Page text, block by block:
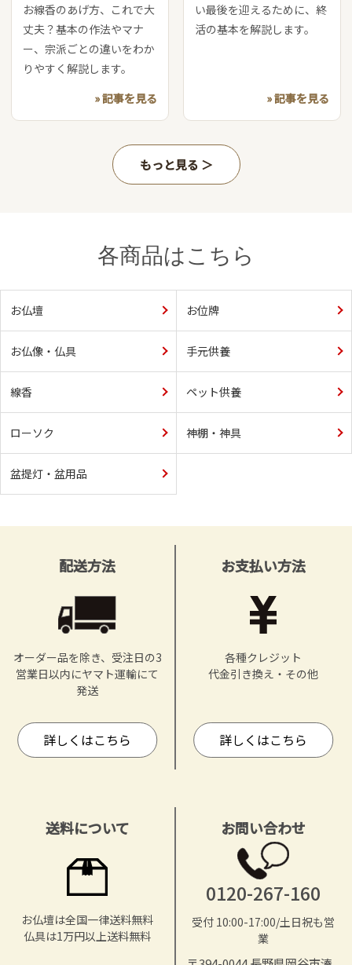
お線香のあげ方、これで大
丈夫？基本の作法やマナ
ー、宗派ごとの違いをわか
りやすく解説します。
» 記事を見る
い最後を迎えるために、終
活の基本を解説します。
» 記事を見る
もっと見る
各商品はこちら
お仏壇 お位牌
お仏像・仏具 手元供養
線香 ペット供養
ローソク 神棚・神具
盆提灯・盆用品
配送方法
オーダー品を除き、受注日の3
営業日以内にヤマト運輸にて
発送
詳しくはこちら
お支払い方法
各種クレジット
代金引き換え・その他
詳しくはこちら
送料について
お仏壇は全国一律送料無料
仏具は1万円以上送料無料
お問い合わせ
0120-267-160
受付 10:00-17:00/土日祝も営
業